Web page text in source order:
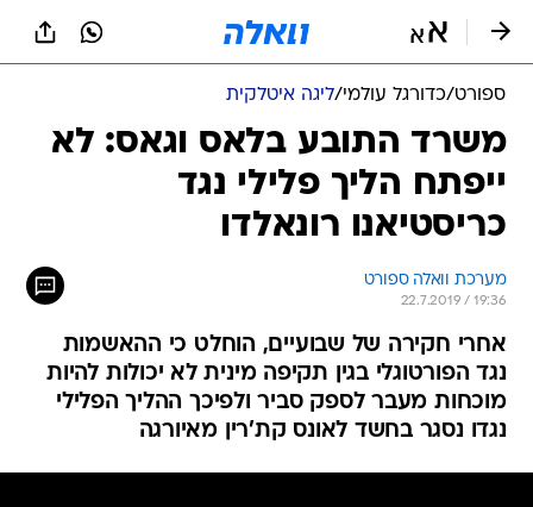
ספורט/כדורגל עולמי/ליגה איטלקית
משרד התובע בלאס וגאס: לא
ייפתח הליך פלילי נגד
כריסטיאנו רונאלדו
מערכת וואלה ספורט
22.7.2019 / 19:36
אחרי חקירה של שבועיים, הוחלט כי ההאשמות
נגד הפורטוגלי בגין תקיפה מינית לא יכולות להיות
מוכחות מעבר לספק סביר ולפיכך ההליך הפלילי
נגדו נסגר בחשד לאונס קת'רין מאיורגה